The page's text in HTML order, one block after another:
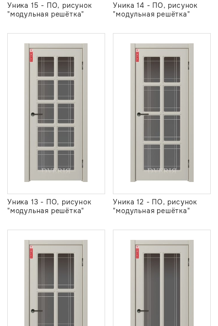
Уника 15 - ПО, рисунок
"модульная решётка"
Уника 14 - ПО, рисунок
"модульная решётка"
Уника 13 - ПО, рисунок
"модульная решётка"
Уника 12 - ПО, рисунок
"модульная решётка"